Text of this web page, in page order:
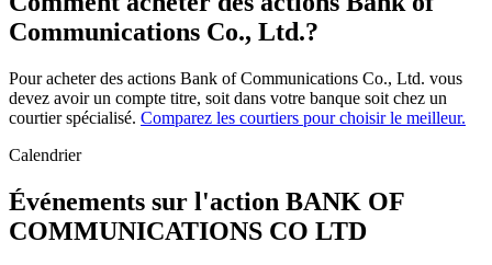
Communications Co., Ltd.?
Pour acheter des actions Bank of Communications Co., Ltd. vous
devez avoir un compte titre, soit dans votre banque soit chez un
courtier spécialisé. Comparez les courtiers pour choisir le meilleur.
Calendrier
Événements sur l'action BANK OF
COMMUNICATIONS CO LTD